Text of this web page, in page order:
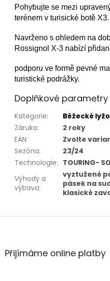
Pohybujte se mezi
terénem v turisické botě X3.
Navrženo s ohledem na
Rossignol X-3 nabízí
podporu ve formě pevné
turistické podrážky.
Doplňkové parametry
Kategorie:
Běžecké
Záruka:
2 roky
EAN:
Zvolte
Sezóna:
23/24
Technologie: TOURING-
Výhody a
výbava:
vyztužené
pásek na
klasické
Z
aPřijímáme online platby